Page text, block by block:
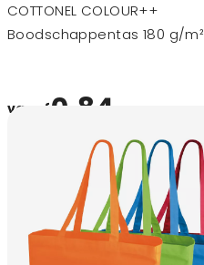
COTTONEL COLOUR++
Boodschappentas 180 g/m²
vanaf0,84